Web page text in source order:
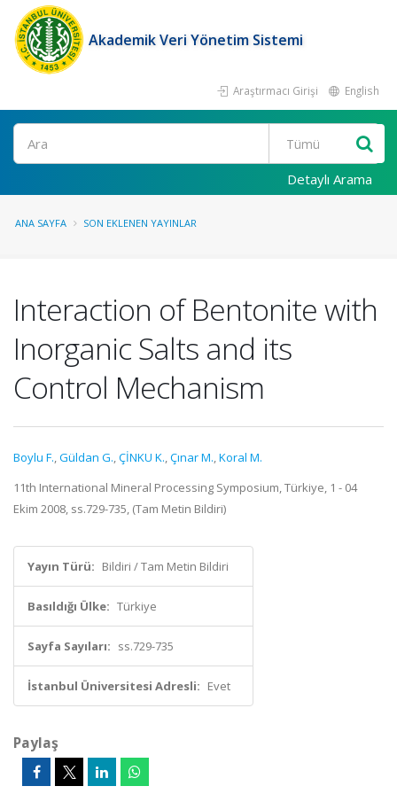
Akademik Veri Yönetim Sistemi
Araştırmacı Girişi English
Ara
Detaylı Arama
ANA SAYFA SON EKLENEN YAYINLAR
Interaction of Bentonite with
Inorganic Salts and its
Control Mechanism
Boylu F.,Güldan G.,ÇİNKU K.,Çınar M.,Koral M.
11th International Mineral Processing Symposium, Türkiye, 1 - 04
Ekim 2008, ss.729-735, (Tam Metin Bildiri)
Yayın Türü: Bildiri / Tam Metin Bildiri
Basıldığı Ülke: Türkiye
Sayfa Sayıları: ss.729-735
İstanbul Üniversitesi Adresli: Evet
Paylaş